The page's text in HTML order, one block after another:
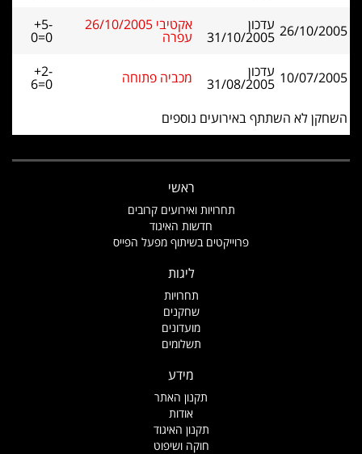
26/10/2005 עדכון
31/10/2005
אקטיבי 26/10/2005
עפרה
+5-
0=0
10/07/2005 עדכון
31/08/2005 מכביה פתוחה +2-
6=0
השחקן לא השתתף באירועים נוספים
ראשי
תחרויות ואירועים קרובים
חדשות האיגוד
פרוייקטים בשיתוף מפעל הפייס
ליגות
תחרויות
שחקנים
מועדונים
תשלומים
מידע
תקנון האתר
אודות
תקנון האיגוד
חוקה ושיפוט